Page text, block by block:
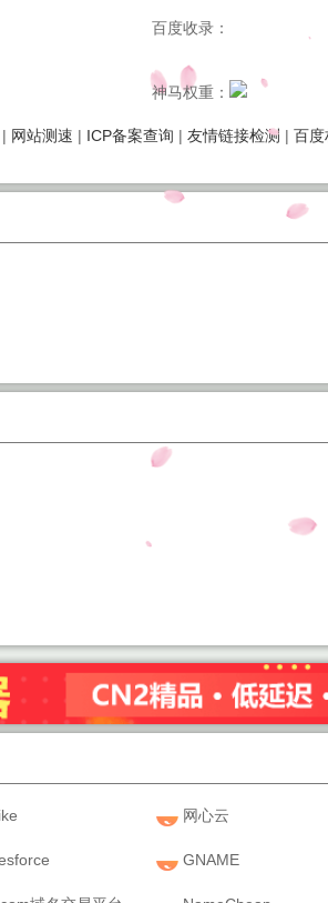
百度收录：
神马权重：
| 网站测速 | ICP备案查询 | 友情链接检测 | 百度
网心云
GNAME